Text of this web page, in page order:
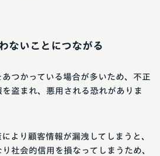
ないことにつながる
つかっている場合が多いため、不正
盗まれ、悪用される恐れがありま
より顧客情報が漏洩してしまうと、
社会的信用を損なってしまうため、